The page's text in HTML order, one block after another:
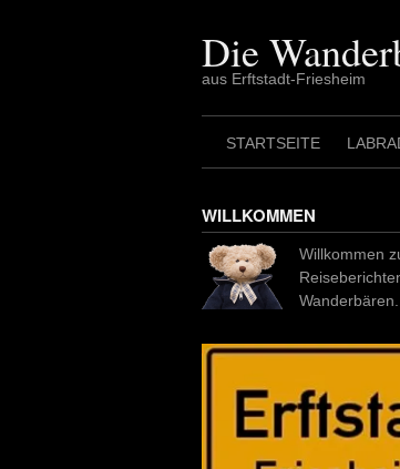
Die
aus Erftstadt-Friesheim
STARTSEITE
WILLKOMMEN
Willkommen
Wanderbären.